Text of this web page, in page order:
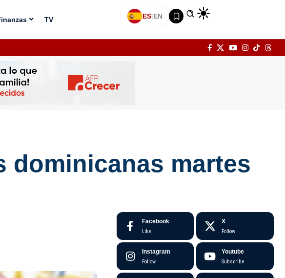
TV ES|EN
dominicanas martes
Facebook
Like
X
Follow
Instagram
Follow
Youtube
Subscribe